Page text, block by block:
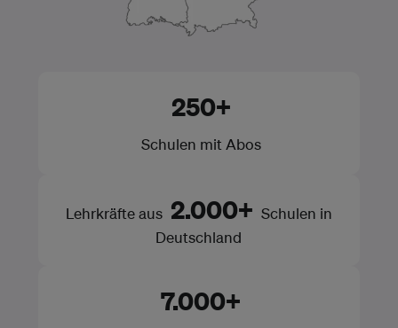
250+
Schulen mit Abos
Lehrkräfte aus 2.000+ Schulen in
Deutschland
7.000+